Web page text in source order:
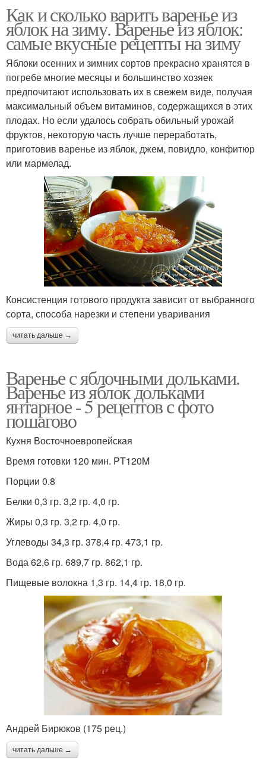
Как и сколько варить варенье из
яблок на зиму. Варенье из яблок:
самые вкусные рецепты на зиму
Яблоки осенних и зимних сортов прекрасно хранятся в
погребе многие месяцы и большинство хозяек
предпочитают использовать их в свежем виде, получая
максимальный объем витаминов, содержащихся в этих
плодах. Но если удалось собрать обильный урожай
фруктов, некоторую часть лучше переработать,
приготовив варенье из яблок, джем, повидло, конфитюр
или мармелад.
Консистенция готового продукта зависит от выбранного
сорта, способа нарезки и степени уваривания
читать дальше →
Варенье с яблочными дольками.
Варенье из яблок дольками
янтарное - 5 рецептов с фото
пошагово
Кухня Восточноевропейская
Время готовки 120 мин. PT120M
Порции 0.8
Белки 0,3 гр. 3,2 гр. 4,0 гр.
Жиры 0,3 гр. 3,2 гр. 4,0 гр.
Углеводы 34,3 гр. 378,4 гр. 473,1 гр.
Вода 62,6 гр. 689,7 гр. 862,1 гр.
Пищевые волокна 1,3 гр. 14,4 гр. 18,0 гр.
Андрей Бирюков (175 рец.)
читать дальше →